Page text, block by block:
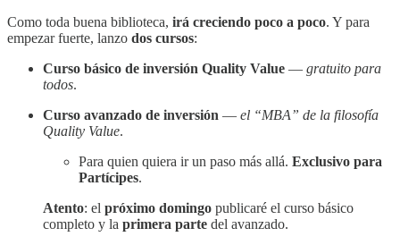
Como toda buena biblioteca, irá creciendo poco a poco. Y para
empezar fuerte, lanzo dos cursos:
Curso básico de inversión Quality Value — gratuito para
todos.
Curso avanzado de inversión — el “MBA” de la filosofía
Quality Value.
Para quien quiera ir un paso más allá. Exclusivo para
Partícipes.
Atento: el próximo domingo publicaré el curso básico
completo y la primera parte del avanzado.